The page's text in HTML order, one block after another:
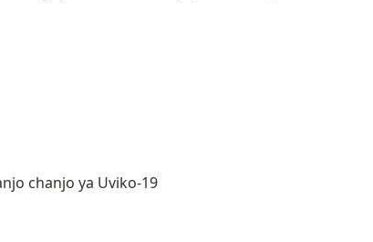
chanjo ya Uviko-19